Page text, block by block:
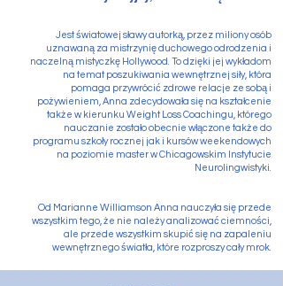
Jest światowej sławy autorką, przez miliony osób
uznawaną za mistrzynię duchowego odrodzenia i
naczelną mistyczkę Hollywood. To dzięki jej wykładom
na temat poszukiwania wewnętrznej siły, która
pomaga przywrócić zdrowe relacje ze sobą i
pożywieniem, Anna zdecydowała się na kształcenie
także w kierunku Weight Loss Coachingu, którego
nauczanie zostało obecnie włączone także do
programu szkoły rocznej jak i kursów weekendowych
na poziomie master w Chicagowskim Instytucie
Neurolingwistyki.
Od Marianne Williamson Anna nauczyła się przede
wszystkim tego, że nie należy analizować ciemności,
ale przede wszystkim skupić się na zapaleniu
wewnętrznego światła, które rozproszy cały mrok.